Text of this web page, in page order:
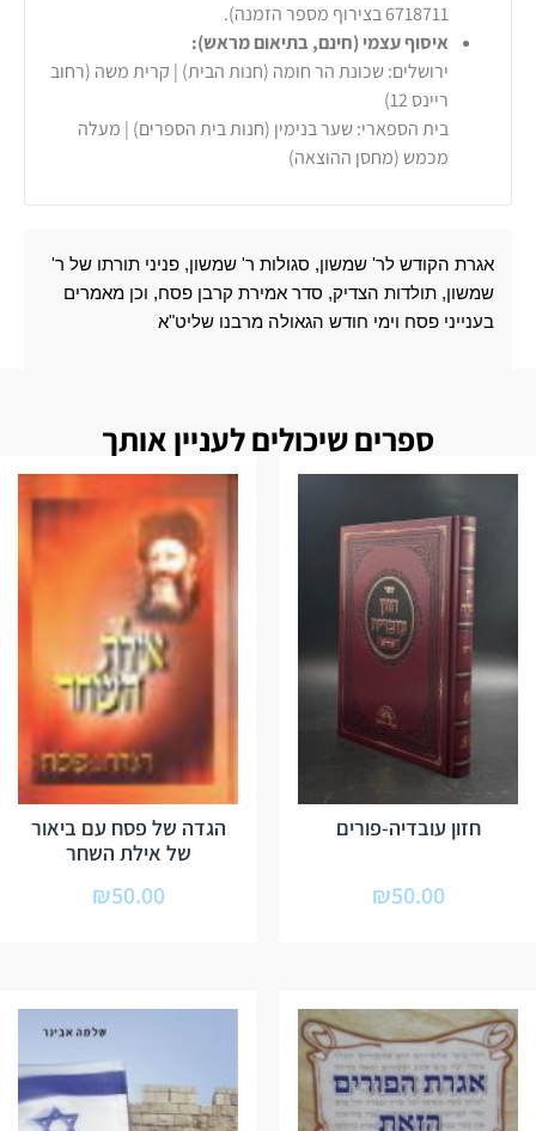
6718711 בצירוף מספר הזמנה).
איסוף עצמי (חינם, בתיאום מראש):
ירושלים: שכונת הר חומה (חנות הבית) | קרית משה (רחוב
ריינס 12)
בית הספארי: שער בנימין (חנות בית הספרים) | מעלה
מכמש (מחסן ההוצאה)
אגרת הקודש לר' שמשון, סגולות ר' שמשון, פניני תורתו של ר'
שמשון, תולדות הצדיק, סדר אמירת קרבן פסח, וכן מאמרים
בענייני פסח וימי חודש הגאולה מרבנו שליט"א
ספרים שיכולים לעניין אותך
חזון עובדיה-פורים
₪50.00
הגדה של פסח עם ביאור
של אילת השחר
₪50.00